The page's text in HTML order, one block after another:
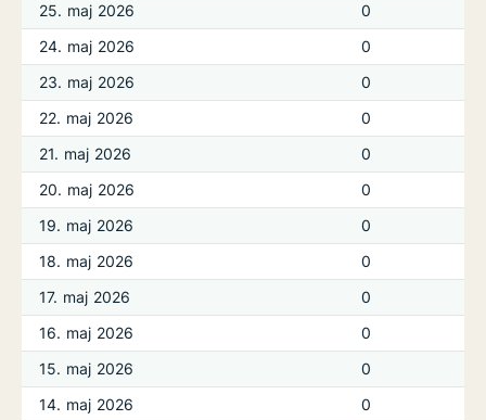
25. maj 2026
0
24. maj 2026
0
23. maj 2026
0
22. maj 2026
0
21. maj 2026
0
20. maj 2026
0
19. maj 2026
0
18. maj 2026
0
17. maj 2026
0
16. maj 2026
0
15. maj 2026
0
14. maj 2026
0